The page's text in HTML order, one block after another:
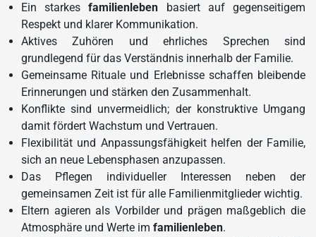
Ein starkesfamilienleben basiert auf gegenseitigem
Respekt und klarer Kommunikation.
Aktives Zuhören und ehrliches Sprechen sind
grundlegend für das Verständnis innerhalb der Familie.
Gemeinsame Rituale und Erlebnisse schaffen bleibende
Erinnerungen und stärken den Zusammenhalt.
Konflikte sind unvermeidlich; der konstruktive Umgang
damit fördert Wachstum und Vertrauen.
Flexibilität und Anpassungsfähigkeit helfen der Familie,
sich an neue Lebensphasen anzupassen.
Das Pflegen individueller Interessen neben der
gemeinsamen Zeit ist für alle Familienmitglieder wichtig.
Eltern agieren als Vorbilder und prägen maßgeblich die
Atmosphäre und Werte im familienleben.